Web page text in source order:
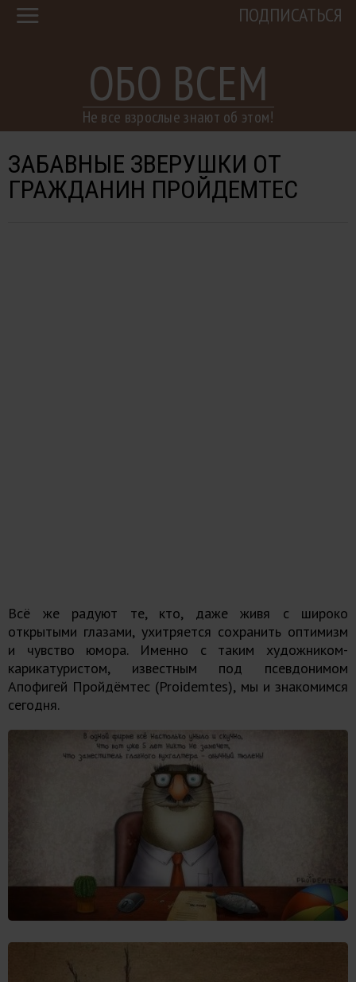
ОБО ВСЕМ
Не все взрослые знают об этом!
ПОДПИСАТЬСЯ
ЗАБАВНЫЕ ЗВЕРУШКИ ОТ
ГРАЖДАНИН ПРОЙДЕМТЕС
Всё же радуют те, кто, даже живя с широко
открытыми глазами, ухитряется сохранить оптимизм
и чувство юмора. Именно с таким художником-
карикатуристом, известным под псевдонимом
Апофигей Пройдёмтес (Proidemtes), мы и знакомимся
сегодня.